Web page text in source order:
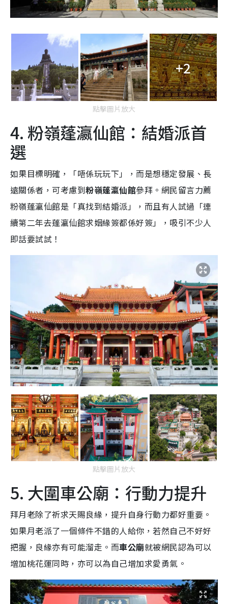
+2
點擊圖片放大
4. 粉嶺蓬瀛仙館：結婚派首
選
如果目標明確，「唔係玩玩下」，而是想穩定發展、長
遠關係者，可考慮到粉嶺蓬瀛仙館參拜。網民留言力薦
粉嶺蓬瀛仙館是「真找到結婚派」，而且有人試過「連
續第二年去蓬瀛仙館求姻緣簽都係好簽」，吸引不少人
即話要試試！
點擊圖片放大
5. 大圍車公廟：行動力提升
拜月老除了祈求天賜良緣，提升自身行動力都好重要。
如果月老派了一個條件不錯的人給你，若然自己不好好
把握，良緣亦有可能溜走。而車公廟就被網民認為可以
增加桃花運同時，亦可以為自己增加求愛勇氣。